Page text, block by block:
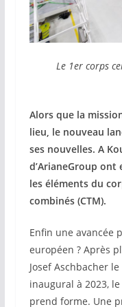
Le 1er corps
Alors que la
lieu, le nouveau
ses nouvelles. A
d’ArianeGroup
les éléments du
combinés (CTM).
Enfin une avancée
européen ? Après
Josef Aschbacher
inaugural à 2023,
prend forme. Une